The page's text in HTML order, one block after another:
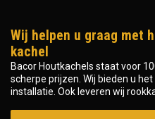
Wij helpen u graag met
kachel
Bacor Houtkachels staat voor
scherpe prijzen. Wij bieden u
installatie. Ook leveren wij